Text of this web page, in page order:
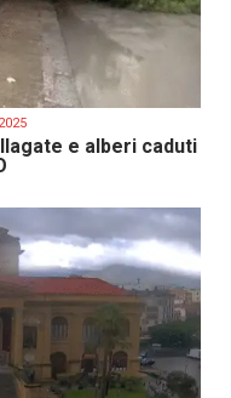
e alberi caduti